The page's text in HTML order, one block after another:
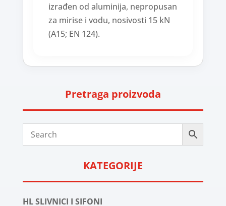
izrađen od aluminija, nepropusan
za mirise i vodu, nosivosti 15 kN
(A15; EN 124).
Pretraga proizvoda
KATEGORIJE
HL SLIVNICI I SIFONI